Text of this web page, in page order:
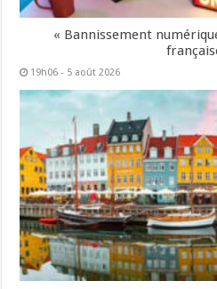
« Bannissement
19h06 - 5 août 2026